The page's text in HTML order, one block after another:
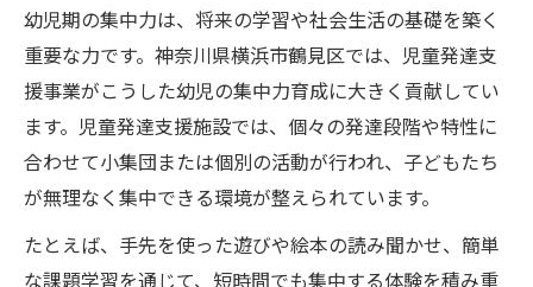
幼児期の集中力は、将来の学習や社会生活の基礎を築く
重要な力です。神奈川県横浜市鶴見区では、児童発達支
援事業がこうした幼児の集中力育成に大きく貢献してい
ます。児童発達支援施設では、個々の発達段階や特性に
合わせて小集団または個別の活動が行われ、子どもたち
が無理なく集中できる環境が整えられています。
たとえば、手先を使った遊びや絵本の読み聞かせ、簡単
な課題学習を通じて、短時間でも集中する体験を積み重